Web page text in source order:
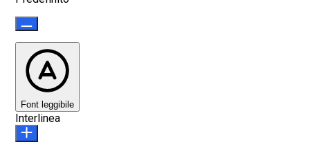
Font leggibile
Interlinea